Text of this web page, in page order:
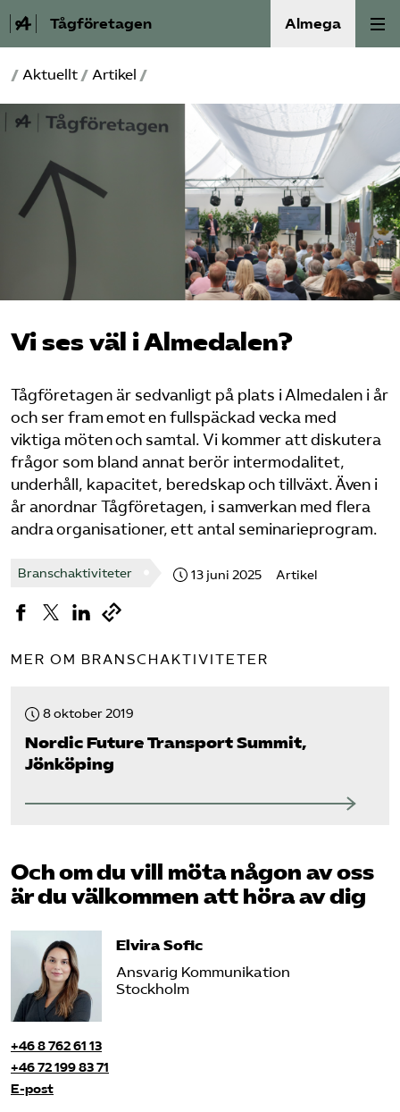
Tågföretagen Almega
Aktuellt
Reformagenda för järnvägen
Våra frågor
Aktiviteter
Om oss
Bli medlem
Logga in på Arbetsgivarguiden
Sök på tagforetagen.se
/ Aktuellt / Artikel /
Vi ses väl i Almedalen?
Tågföretagen är sedvanligt på plats i Almedalen i år
och ser fram emot en fullspäckad vecka med
viktiga möten och samtal. Vi kommer att diskutera
frågor som bland annat berör intermodalitet,
underhåll, kapacitet, beredskap och tillväxt. Även i
år anordnar Tågföretagen, i samverkan med flera
andra organisationer, ett antal seminarieprogram.
Branschaktiviteter 13 juni 2025 Artikel
MER OM BRANSCHAKTIVITETER
8 oktober 2019
Nordic Future Transport Summit,
Jönköping
Och om du vill möta någon av oss
är du välkommen att höra av dig
Elvira Sofic
Ansvarig Kommunikation
Stockholm
+46 8 762 61 13
+46 72 199 83 71
E-post